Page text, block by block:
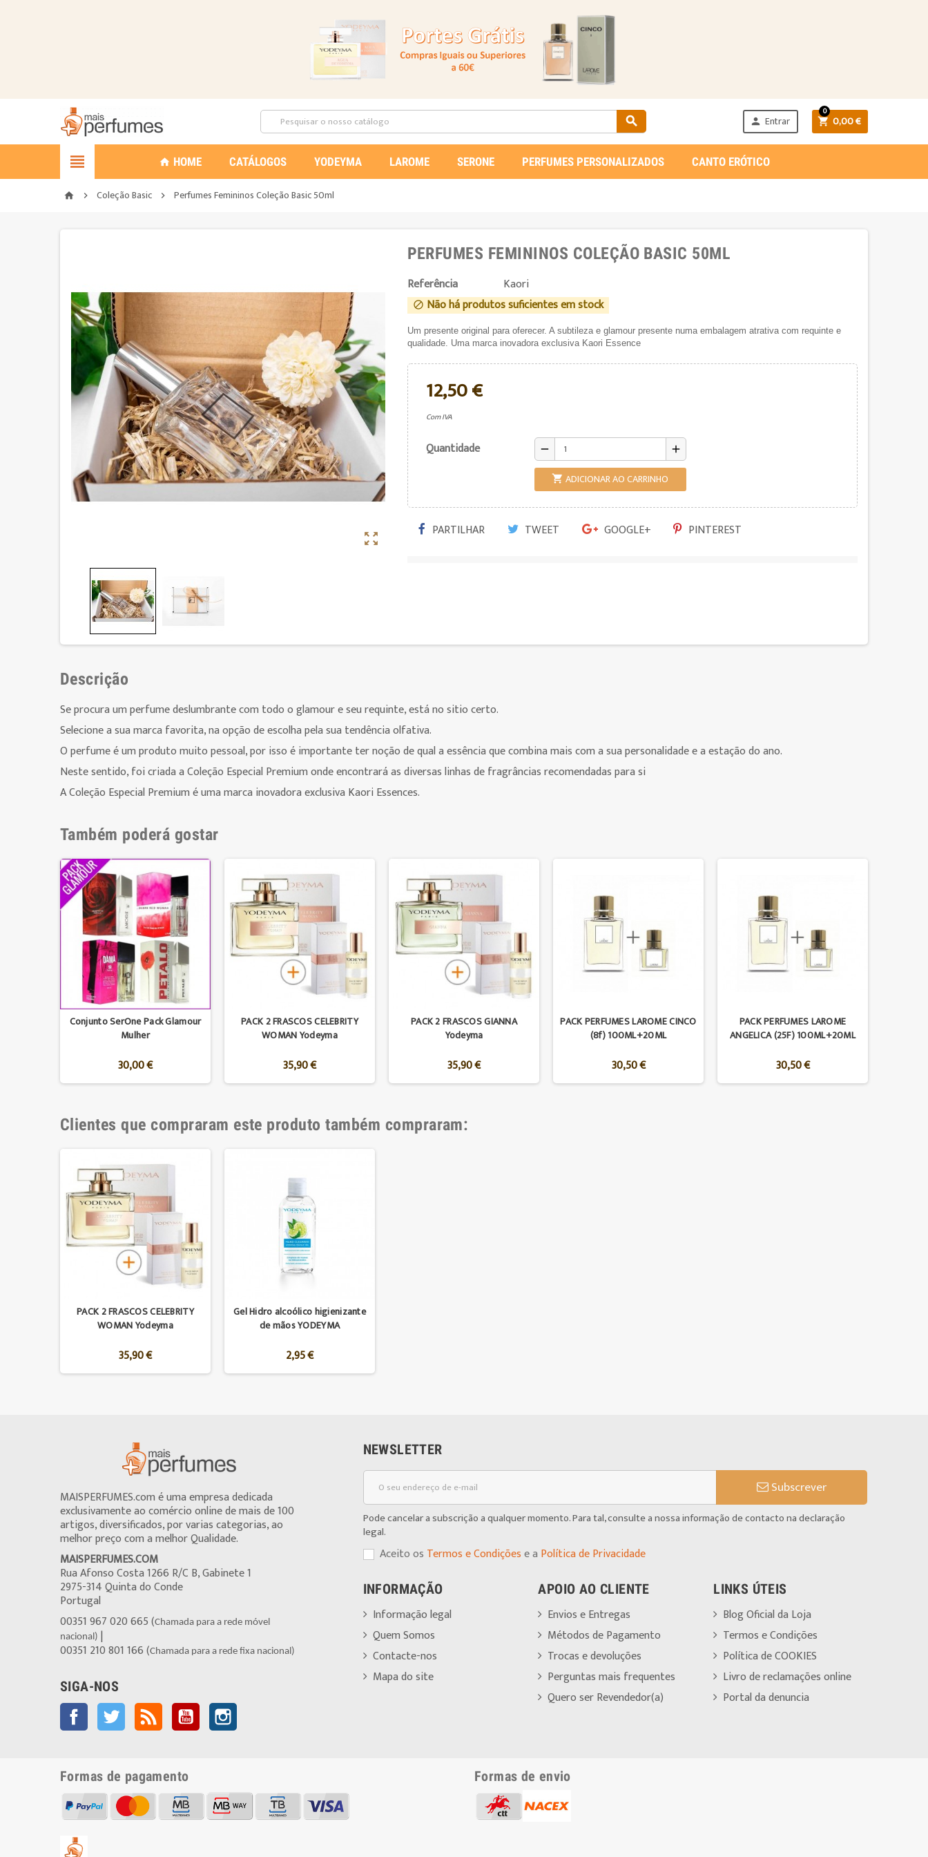
  Entrar  0,00 €
0
 home HOME CATÁLOGOS YODEYMA LAROME SERONE PERFUMES PERSONALIZADOS CANTO ERÓTICO
home  Coleção Basic  Perfumes Femininos Coleção Basic 50ml

PERFUMES FEMININOS COLEÇÃO BASIC 50ML
Referência Kaori
 Não há produtos suficientes em stock
Um presente original para oferecer. A subtileza e glamour presente numa embalagem atrativa com requinte e
qualidade. Uma marca inovadora exclusiva Kaori Essence
12,50 €
Com IVA
Quantidade remove add
 ADICIONAR AO CARRINHO
PARTILHAR TWEET GOOGLE+ PINTEREST
Descrição
Se procura um perfume deslumbrante com todo o glamour e seu requinte, está no sitio certo.
Selecione a sua marca favorita, na opção de escolha pela sua tendência olfativa.
O perfume é um produto muito pessoal, por isso é importante ter noção de qual a essência que combina mais com a sua personalidade e a estação do ano.
Neste sentido, foi criada a Coleção Especial Premium onde encontrará as diversas linhas de fragrâncias recomendadas para si
A Coleção Especial Premium é uma marca inovadora exclusiva Kaori Essences.
Também poderá gostar
Conjunto SerOne Pack Glamour
Mulher
30,00 €
PACK 2 FRASCOS CELEBRITY
WOMAN Yodeyma
35,90 €
PACK 2 FRASCOS GIANNA
Yodeyma
35,90 €
PACK PERFUMES LAROME CINCO
(8f) 100ML+20ML
30,50 €
PACK PERFUMES LAROME
ANGELICA (25F) 100ML+20ML
30,50 €
Clientes que compraram este produto também compraram:
PACK 2 FRASCOS CELEBRITY
WOMAN Yodeyma
35,90 €
Gel Hidro alcoólico higienizante
de mãos YODEYMA
2,95 €
MAISPERFUMES.com é uma empresa dedicada
exclusivamente ao comércio online de mais de 100
artigos, diversificados, por varias categorias, ao
melhor preço com a melhor Qualidade.
MAISPERFUMES.COM
Rua Afonso Costa 1266 R/C B, Gabinete 1
2975-314 Quinta do Conde
Portugal
00351 967 020 665 (Chamada para a rede móvel
nacional) |
00351 210 801 166 (Chamada para a rede fixa nacional)
SIGA-NOS
Facebook Twitter Rss YouTube
NEWSLETTER
Subscrever
Pode cancelar a subscrição a qualquer momento. Para tal, consulte a nossa informação de contacto na declaração
legal.
Aceito os Termos e Condiçõese a Política de Privacidade
INFORMAÇÃO
Informação legal
Quem Somos
Contacte-nos
Mapa do site
APOIO AO CLIENTE
Envios e Entregas
Métodos de Pagamento
Trocas e devoluções
Perguntas mais frequentes
Quero ser Revendedor(a)
LINKS ÚTEIS
Blog Oficial da Loja
Termos e Condições
Política de COOKIES
Livro de reclamações online
Portal da denuncia
Formas de pagamento Formas de envio